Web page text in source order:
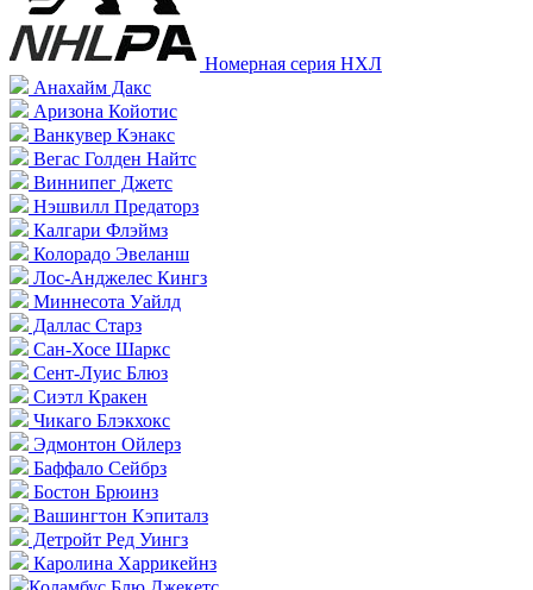
Номерная серия НХЛ
Анахайм Дакс
Аризона Койотис
Ванкувер Кэнакс
Вегас Голден Найтс
Виннипег Джетс
Нэшвилл Предаторз
Калгари Флэймз
Колорадо Эвеланш
Лос-Анджелес Кингз
Миннесота Уайлд
Даллас Старз
Сан-Хосе Шаркс
Сент-Луис Блюз
Сиэтл Кракен
Чикаго Блэкхокс
Эдмонтон Ойлерз
Баффало Сейбрз
Бостон Брюинз
Вашингтон Кэпиталз
Детройт Ред Уингз
Каролина Харрикейнз